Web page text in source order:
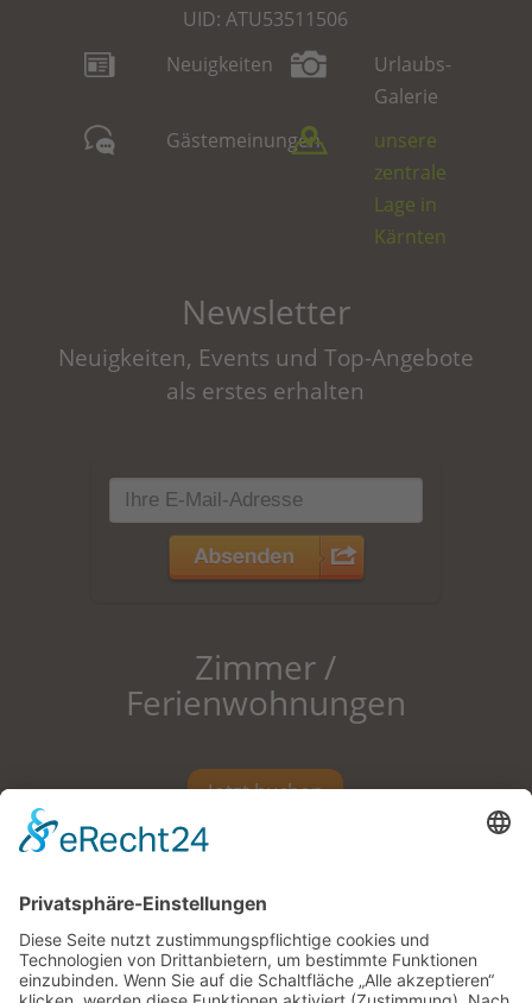
UID: ATU53511506
Neuigkeiten
Urlaubs-
Galerie
Gästemeinungen
unsere
zentrale
Lage in
Kärnten
Newsletter
Neuigkeiten, Events und Top-Angebote
als erstes erhalten
Zimmer /
Ferienwohnungen
Jetzt buchen
Pension |
Zimmer mit Frühstück |
Ferienwohnungen |